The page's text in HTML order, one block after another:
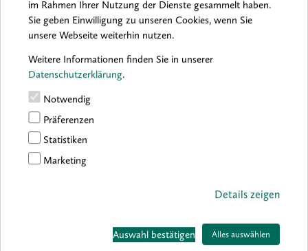
im Rahmen Ihrer Nutzung der Dienste gesammelt haben.
Sie geben Einwilligung zu unseren Cookies, wenn Sie
unsere Webseite weiterhin nutzen.
Weitere Informationen finden Sie in unserer
Datenschutzerklärung.
Notwendig
Präferenzen
Statistiken
Marketing
Details zeigen
Auswahl bestätigen Alles auswählen
Zweiter Farbauftrag (optional)
Der zweite Farbauftrag ist nicht zwingend notwendig, sorgt
aber für interessante Effekte, wenn beispielsweise ein farbiger
Erstauftrag gewählt wurde, der dann in einer kontrastierenden
bearbeitet wird. Auch mit Stahlwolle erzielt man durch das
teilweise Abtragen der noch feuchten Farbe eine ausdrucksvolle